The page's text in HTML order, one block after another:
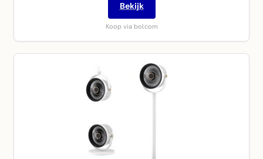
Bekijk
Koop via bol.com